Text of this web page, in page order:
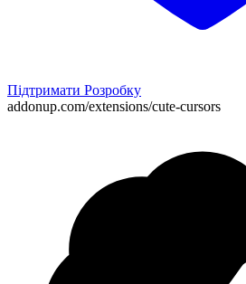
Підтримати Розробку
addonup.com/extensions/cute-cursors